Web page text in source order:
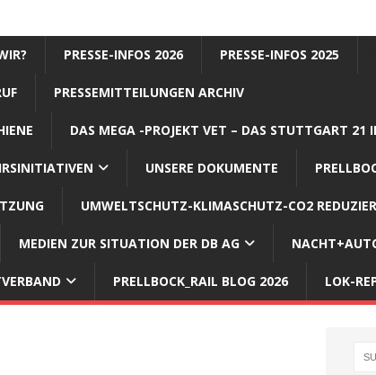
PRESSE-INFOS 2026 PRESSE-INFOS 2025
PRESSEMITTEILUNGEN ARCHIV
DAS MEGA -PROJEKT VET – DAS STUTTGART 21
UNSERE DOKUMENTE
UMWELTSCHUTZ-KLIMASCHUTZ-CO2
MEDIEN ZUR SITUATION DER DB AG
PRELLBOCK_RAIL BLOG 2026 LOK-